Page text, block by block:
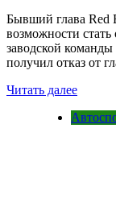
Бывший глава Red
возможности
заводской
получил отказ от
Читать далее